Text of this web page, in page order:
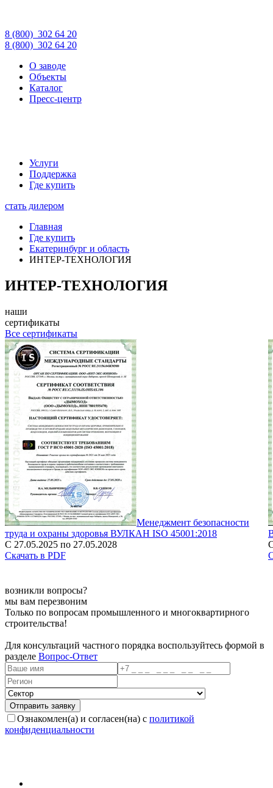
8 (800) 302 64 20
8 (800) 302 64 20
О заводе
Объекты
Каталог
Пресс-центр
Услуги
Поддержка
Где купить
стать дилером
Главная
Где купить
Екатеринбург и область
ИНТЕР-ТЕХНОЛОГИЯ
ИНТЕР-ТЕХНОЛОГИЯ
наши
сертификаты
Все сертификаты
Менеджмент безопасности
труда и охраны здоровья ВУЛКАН ISO 45001:2018
С 27.05.2025 по 27.05.2028
Скачать в PDF
возникли вопросы?
мы вам перезвоним
Только по вопросам промышленного и многоквартирного
строительства!
Для консультаций частного порядка воспользуйтесь формой в
разделе Вопрос-Ответ
Ознакомлен(а) и согласен(на) с политикой
конфиденциальности